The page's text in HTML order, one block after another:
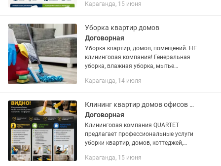
Клининговая компания QUARTET
қалаларында...
Караганда, 15 июня
Уборка квартир домов
Договорная
Уборка квартир, домов, помещений. НЕ
клининговая компания! Генеральная
уборка, влажная уборка, мытье
вытяжка и.т.д) Цена НЕ за кв²м или
Караганда, 14 июля
Клининг квартир домов офисов Пәтер үй кеңсе тазалау
Договорная
Клининговая компания QUARTET
предлагает профессиональные услуги
уборки квартир, домов, коттеджей,
Караганде, Темиртау и Сарани.
Караганда, 15 июня